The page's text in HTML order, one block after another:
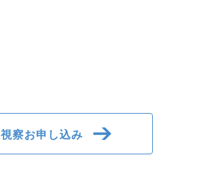
視察お申し込み